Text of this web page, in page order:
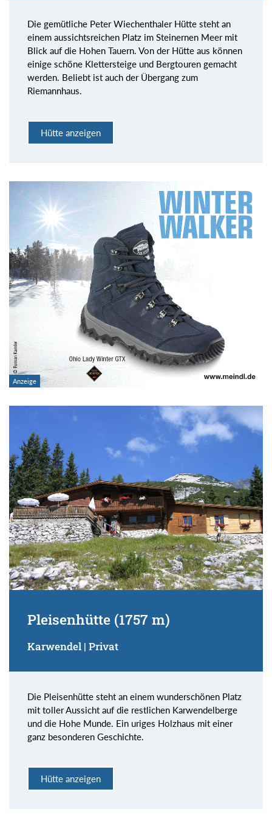
Die gemütliche Peter Wiechenthaler Hütte steht an
einem aussichtsreichen Platz im Steinernen Meer mit
Blick auf die Hohen Tauern. Von der Hütte aus können
einige schöne Klettersteige und Bergtouren gemacht
werden. Beliebt ist auch der Übergang zum
Riemannhaus.
Hütte anzeigen
Pleisenhütte (1757 m)
Karwendel | Privat
Die Pleisenhütte steht an einem wunderschönen Platz
mit toller Aussicht auf die restlichen Karwendelberge
und die Hohe Munde. Ein uriges Holzhaus mit einer
ganz besonderen Geschichte.
Hütte anzeigen